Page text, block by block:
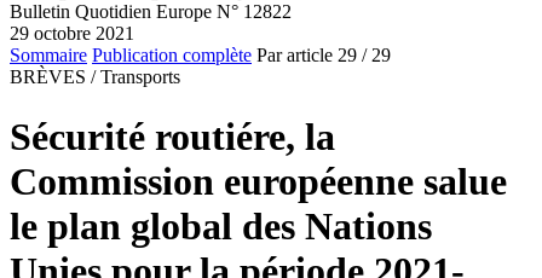
Bulletin Quotidien Europe N° 12822
29 octobre 2021
Sommaire Publication complète Par article 29 / 29
BRÈVES / Transports
Sécurité routiére, la
Commission européenne salue
le plan global des Nations